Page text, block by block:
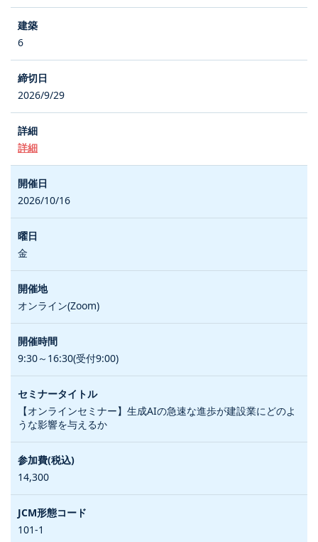
6
2026/9/29
詳細
2026/10/16
金
オンライン(Zoom)
9:30～16:30(受付9:00)
【オンラインセミナー】生成AIの急速な進歩が建設業にどのよ
うな影響を与えるか
14,300
101-1